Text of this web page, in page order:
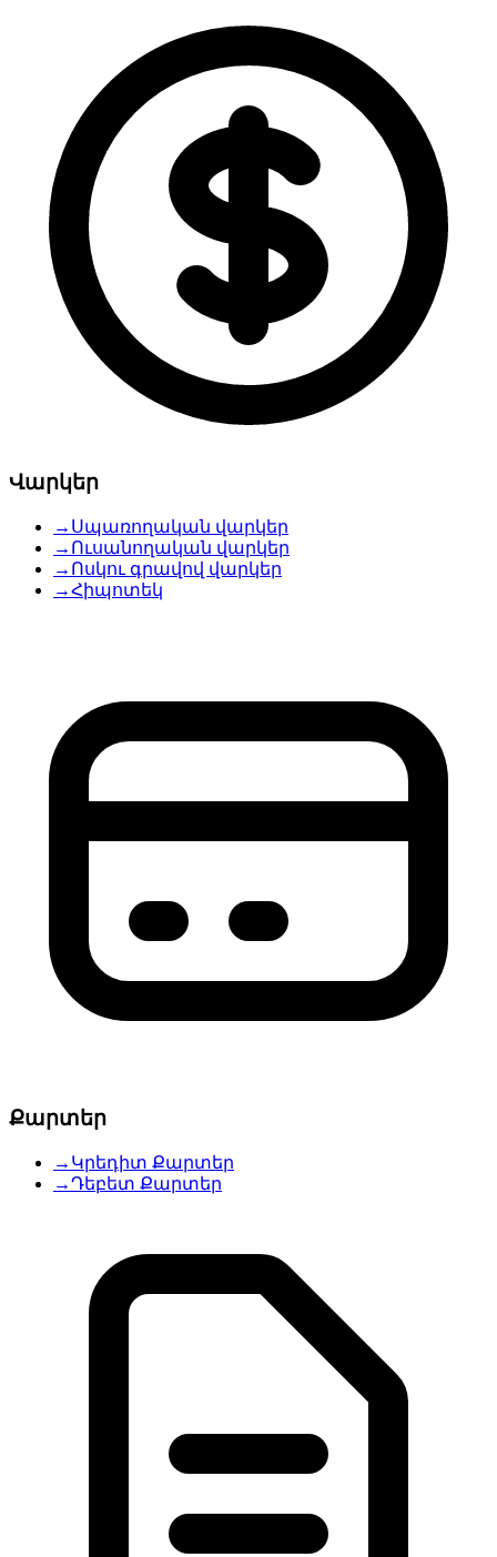
Վարկեր
→ Սպառողական վարկեր
→ Ուսանողական վարկեր
→ Ոսկու գրավով վարկեր
→Հիպոտեկ
Քարտեր
→ Կրեդիտ Քարտեր
→Դեբետ Քարտեր